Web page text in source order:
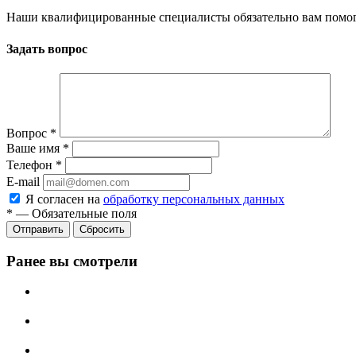
Наши квалифицированные специалисты обязательно вам
Задать вопрос
Вопрос *
Ваше имя *
Телефон *
E-mail
Я согласен на обработку персональных данных
* — Обязательные поля
Сбросить
Ранее вы смотрели